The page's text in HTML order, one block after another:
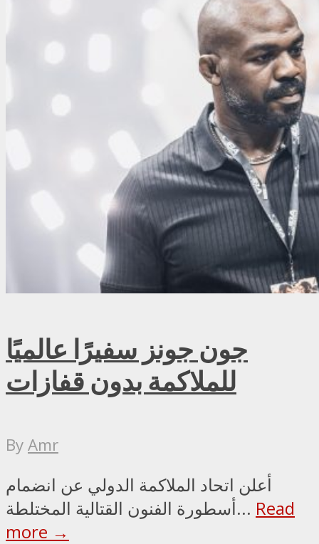
جون جونز سفيرًا عالميًا
للملاكمة بدون قفازات
ByAmr
أعلن اتحاد الملاكمة الدولي عن انضمام
أسطورة الفنون القتالية المختلطة... Read
more →